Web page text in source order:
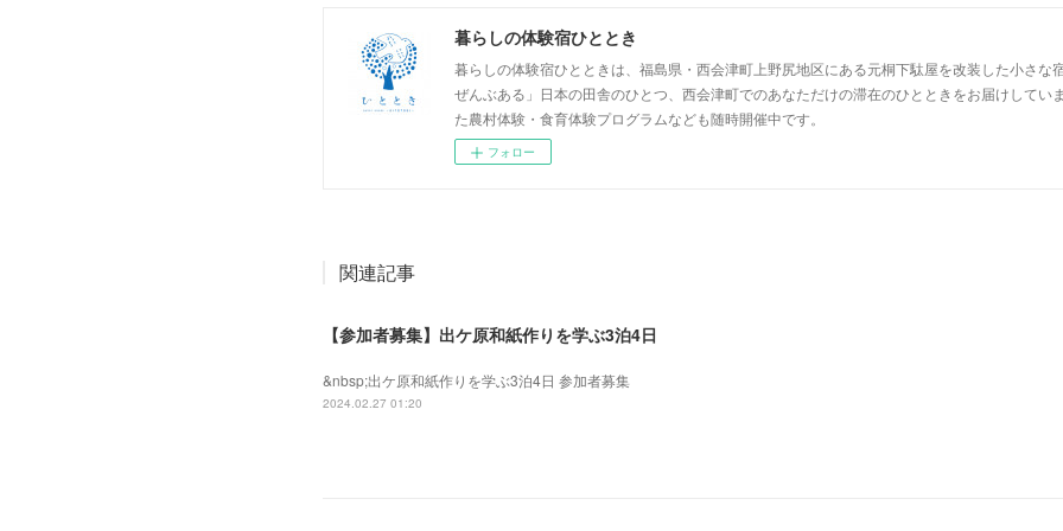
暮らしの体験宿ひととき
暮らしの体験宿ひとときは、福島県・西会津町上野尻地区にある元桐下駄屋を改装した小さな
ぜんぶある」日本の田舎のひとつ、西会津町でのあなただけの滞在のひとときをお届けしてい
た農村体験・食育体験プログラムなども随時開催中です。
フォロー
関連記事
【参加者募集】出ケ原和紙作りを学ぶ3泊4日
&nbsp;出ケ原和紙作りを学ぶ3泊4日 参加者募集
2024.02.27 01:20